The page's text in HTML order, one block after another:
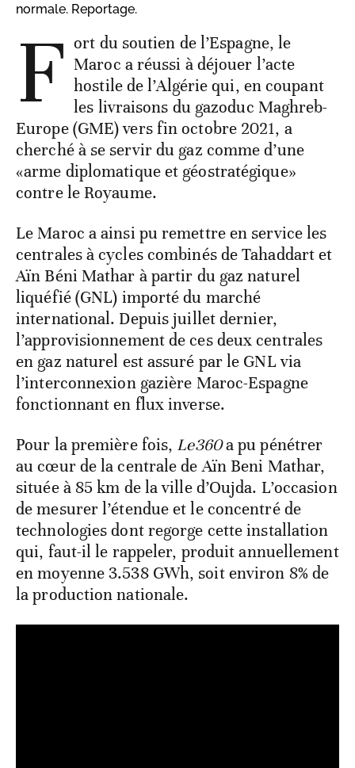
normale. Reportage.
F ort du soutien de l’Espagne, le
Maroc a réussi à déjouer l’acte
hostile de l’Algérie qui, en coupant
les livraisons du gazoduc Maghreb-
Europe (GME) vers fin octobre 2021, a
cherché à se servir du gaz comme d’une
«arme diplomatique et géostratégique»
contre le Royaume.
Le Maroc a ainsi pu remettre en service les
centrales à cycles combinés de Tahaddart et
Aïn Béni Mathar à partir du gaz naturel
liquéfié (GNL) importé du marché
international. Depuis juillet dernier,
l’approvisionnement de ces deux centrales
en gaz naturel est assuré par le GNL via
l’interconnexion gazière Maroc-Espagne
fonctionnant en flux inverse.
Pour la première fois, Le360a pu pénétrer
au cœur de la centrale de Aïn Beni Mathar,
située à 85 km de la ville d’Oujda. L’occasion
de mesurer l’étendue et le concentré de
technologies dont regorge cette installation
qui, faut-il le rappeler, produit annuellement
en moyenne 3.538 GWh, soit environ 8% de
la production nationale.